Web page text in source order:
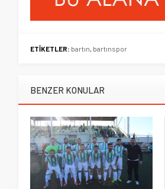
ETİKETLER: bartın, bartınspor
BENZER KONULAR